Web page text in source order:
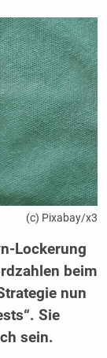
(c) Pixabay/x3
Lockerung
beim
nun
Sie
sein.